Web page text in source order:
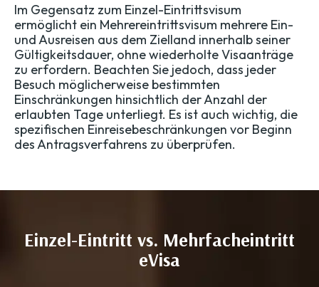
Im Gegensatz zum Einzel-Eintrittsvisum
ermöglicht ein Mehrereintrittsvisum mehrere Ein-
und Ausreisen aus dem Zielland innerhalb seiner
Gültigkeitsdauer, ohne wiederholte Visaanträge
zu erfordern. Beachten Sie jedoch, dass jeder
Besuch möglicherweise bestimmten
Einschränkungen hinsichtlich der Anzahl der
erlaubten Tage unterliegt. Es ist auch wichtig, die
spezifischen Einreisebeschränkungen vor Beginn
des Antragsverfahrens zu überprüfen.
Einzel-Eintritt vs. Mehrfacheintritt
eVisa